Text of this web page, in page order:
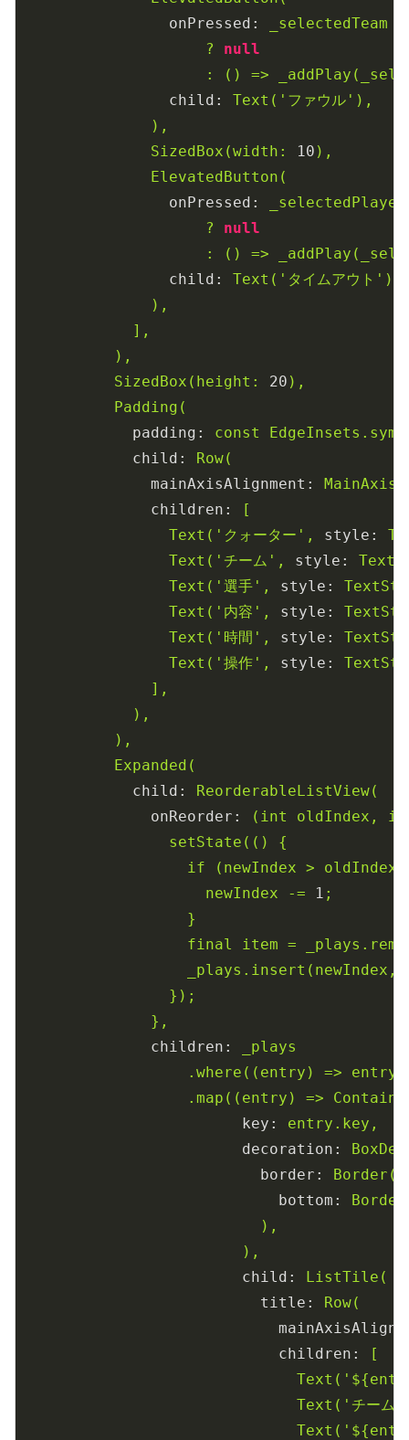
onPressed:
_selectedTeam
?
null
:
() =>
child:
Text('ファウル'),
),
SizedBox(width:
10 ),
ElevatedButton(
onPressed:
_selectedPlayer
?
null
:
() =>
child:
Text('タイムアウト'),
),
],
),
SizedBox(height:
20 ),
Padding(
padding:
const
child:
Row(
mainAxisAlignment:
children:
[
Text('クォーター',
style:
Text('チーム',
style:
Text('選手',
style:
Text('内容',
style:
Text('時間',
style:
Text('操作',
style:
],
),
),
Expanded(
child:
ReorderableListView(
onReorder:
(int oldIndex,
setState(()
{
if
(newIndex >
oldIndex)
newIndex
-= 1 ;
}
final
item =
_plays.insert(newIndex,
});
},
children:
_plays
.where((entry)
=>
.map((entry)
=>
key:
entry.key,
decoration:
border:
Border(
bottom:
),
),
child:
ListTile(
title:
Row(
children:
[
Text('チー